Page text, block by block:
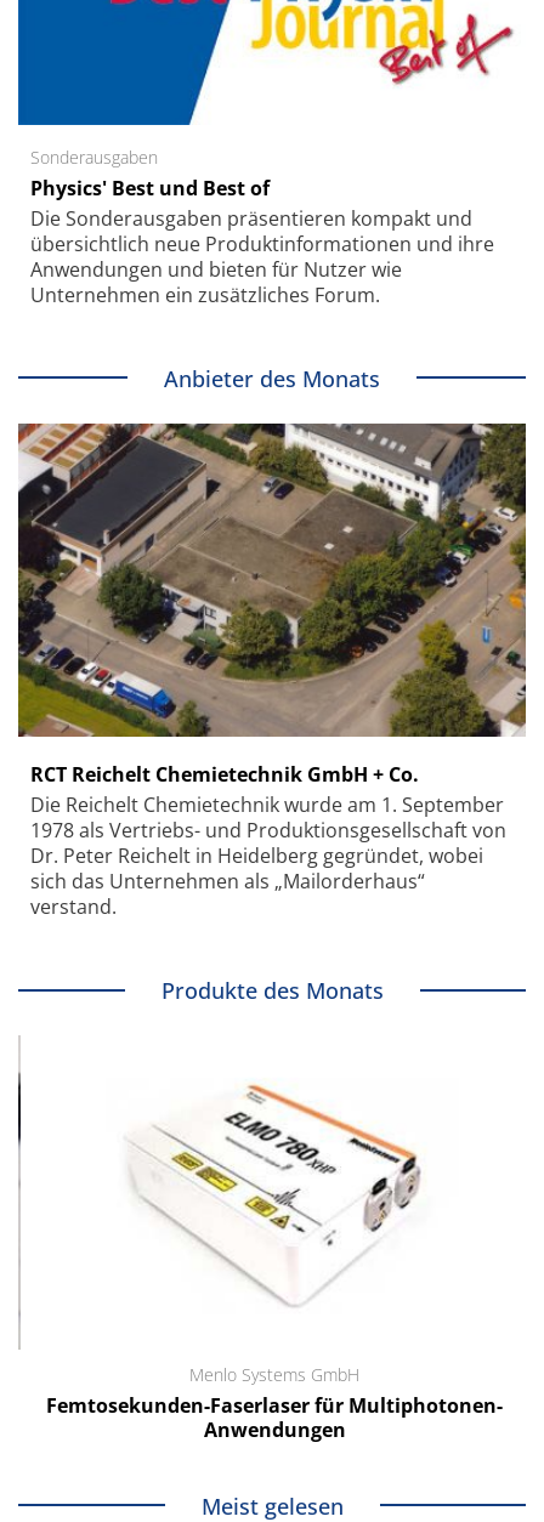
Sonderausgaben
Physics' Best und Best of
Die Sonder­ausgaben präsentieren kompakt und
übersichtlich neue Produkt­informationen und ihre
Anwendungen und bieten für Nutzer wie
Unternehmen ein zusätzliches Forum.
Anbieter des Monats
RCT Reichelt Chemietechnik GmbH + Co.
Die Reichelt Chemietechnik wurde am 1. September
1978 als Vertriebs- und Produktionsgesellschaft von
Dr. Peter Reichelt in Heidelberg gegründet, wobei
sich das Unternehmen als „Mailorderhaus“
verstand.
Produkte des Monats
Menlo Systems GmbH
Femtosekunden-Faserlaser für Multiphotonen-
Anwendungen
Meist gelesen